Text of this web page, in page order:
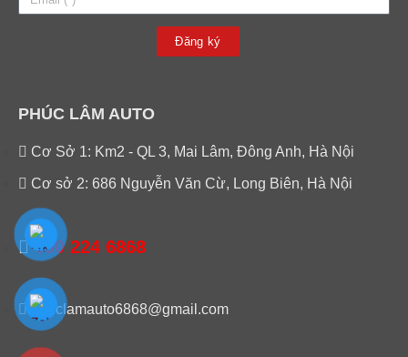
Đăng ký
PHÚC LÂM AUTO
Cơ Sở 1: Km2 - QL 3, Mai Lâm, Đông Anh, Hà Nội
Cơ sở 2: 686 Nguyễn Văn Cừ, Long Biên, Hà Nội
090 224 6868
phuclamauto6868@gmail.com